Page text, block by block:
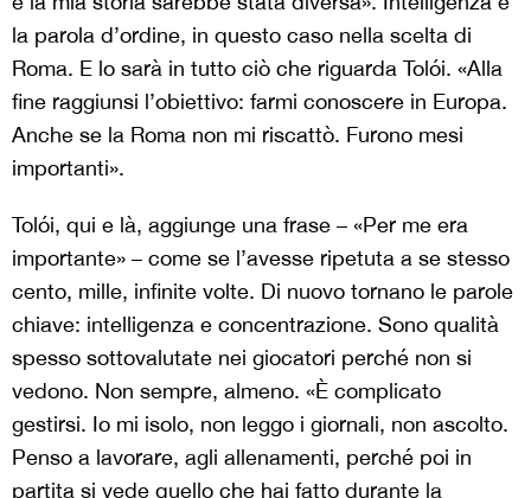
la parola d’ordine, in questo caso nella scelta di
Roma. E lo sarà in tutto ciò che riguarda Tolói. «Alla
fine raggiunsi l’obiettivo: farmi conoscere in Europa.
Anche se la Roma non mi riscattò. Furono mesi
importanti».
Tolói, qui e là, aggiunge una frase – «Per me era
importante» – come se l’avesse ripetuta a se stesso
cento, mille, infinite volte. Di nuovo tornano le parole
chiave: intelligenza e concentrazione. Sono qualità
spesso sottovalutate nei giocatori perché non si
vedono. Non sempre, almeno. «È complicato
gestirsi. Io mi isolo, non leggo i giornali, non ascolto.
Penso a lavorare, agli allenamenti, perché poi in
partita si vede quello che hai fatto durante la